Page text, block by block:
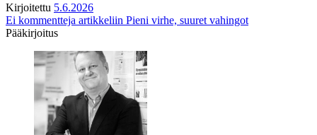
Kirjoitettu 5.6.2026
Ei kommentteja artikkeliin Pieni virhe, suuret vahingot
Pääkirjoitus